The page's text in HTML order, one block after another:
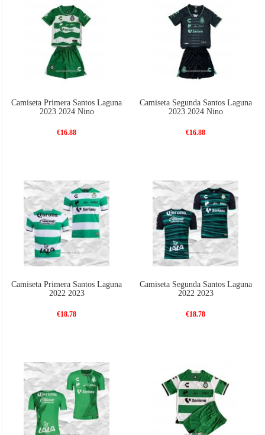
Camiseta Primera Santos Laguna
2023 2024 Nino
€16.88
Camiseta Segunda Santos Laguna
2023 2024 Nino
€16.88
Camiseta Primera Santos Laguna
2022 2023
€18.78
Camiseta Segunda Santos Laguna
2022 2023
€18.78